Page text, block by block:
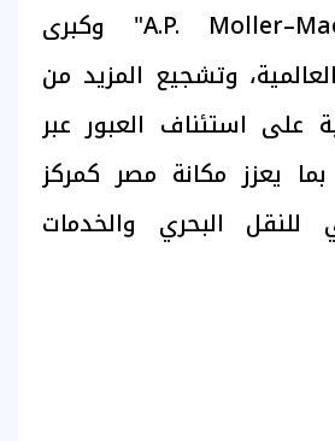
مجموعة "A.P. Moller–Maersk" وكبرى
وتشجيع المزيد من
على استئناف العبور عبر
يعزز مكانة مصر كمركز
للنقل البحري والخدمات